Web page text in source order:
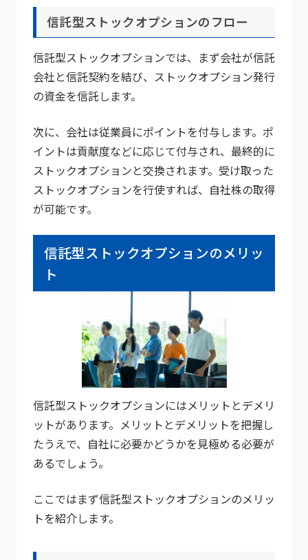
信託型ストックオプションのフロー
信託型ストックオプションでは、まず会社が信託
会社と信託契約を結び、ストックオプション発行
の資金を信託します。
次に、会社は従業員にポイントを付与します。ポ
イントは貢献度などに応じて付与され、最終的に
ストックオプションと交換されます。受け取った
ストックオプションを行使すれば、自社株の取得
が可能です。
信託型ストックオプションのメリッ
ト
信託型ストックオプションにはメリットとデメリ
ットがあります。メリットとデメリットを把握し
たうえで、自社に必要かどうかを見極める必要が
あるでしょう。
ここではまず信託型ストックオプションのメリッ
トを紹介します。